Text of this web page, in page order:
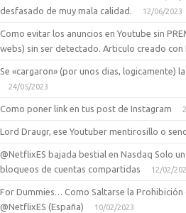
desfasado de muy mala calidad.
12/06/2023
Como evitar los anuncios en Youtube sin
webs) sin ser detectado. Articulo creado con
Se «cargaron» (por unos dias, logicamente)
24/05/2023
Como poner link en tus post de Instagram
Lord Draugr, ese Youtuber mentirosillo o
@NetflixES bajada bestial en Nasdaq Solo
bloqueos de cuentas compartidas
12/02/
For Dummies… Como Saltarse la
@NetflixES (España)
10/02/2023